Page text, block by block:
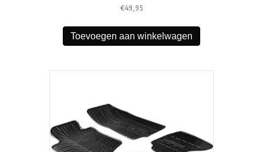
€49,95
Toevoegen aan winkelwagen